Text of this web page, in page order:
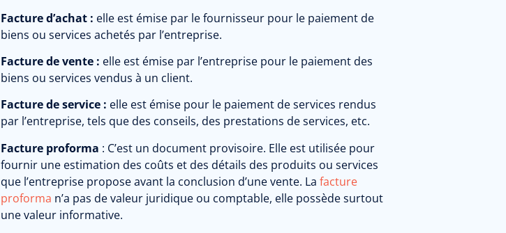
Facture d’achat : elle est émise par le fournisseur pour le paiement de
biens ou services achetés par l’entreprise.
Facture de vente : elle est émise par l’entreprise pour le paiement des
biens ou services vendus à un client.
Facture de service : elle est émise pour le paiement de services rendus
par l’entreprise, tels que des conseils, des prestations de services, etc.
Facture proforma : C’est un document provisoire. Elle est utilisée pour
fournir une estimation des coûts et des détails des produits ou services
que l’entreprise propose avant la conclusion d’une vente. La facture
proforma n’a pas de valeur juridique ou comptable, elle possède surtout
une valeur informative.